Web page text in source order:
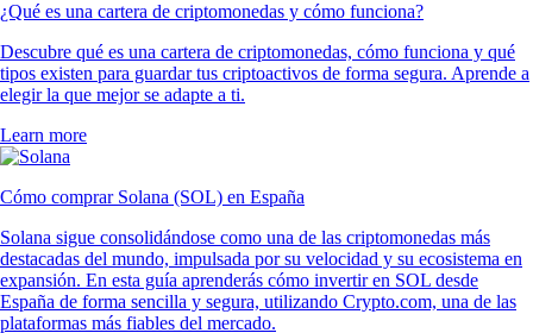
¿Qué es una cartera de criptomonedas y cómo funciona?
Descubre qué es una cartera de criptomonedas, cómo funciona y qué
tipos existen para guardar tus criptoactivos de forma segura. Aprende a
elegir la que mejor se adapte a ti.
Learn more
Cómo comprar Solana (SOL) en España
Solana sigue consolidándose como una de las criptomonedas más
destacadas del mundo, impulsada por su velocidad y su ecosistema en
expansión. En esta guía aprenderás cómo invertir en SOL desde
España de forma sencilla y segura, utilizando Crypto.com, una de las
plataformas más fiables del mercado.